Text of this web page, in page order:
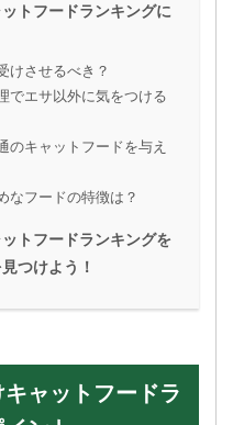
トフードランキングに
けさせるべき？
でエサ以外に気をつける
のキャットフードを与え
なフードの特徴は？
トフードランキングを
つけよう！
ャットフードラ